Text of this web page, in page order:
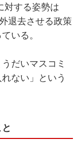
対する姿勢は
退去させる政策
いる。
だいマスコミ
ない」という